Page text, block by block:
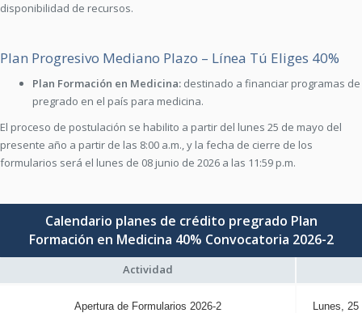
disponibilidad de recursos.
Plan Progresivo Mediano Plazo – Línea Tú Eliges 40%
Plan Formación en Medicina: destinado a financiar programas de
pregrado en el país para medicina.
El proceso de postulación se habilito a partir del lunes 25 de mayo del
presente año a partir de las 8:00 a.m., y la fecha de cierre de los
formularios será el lunes de 08 junio de 2026 a las 11:59 p.m.
Calendario planes de crédito pregrado Plan
Formación en Medicina 40% Convocatoria 2026-2
Actividad
Apertura de Formularios 2026-2 Lunes,